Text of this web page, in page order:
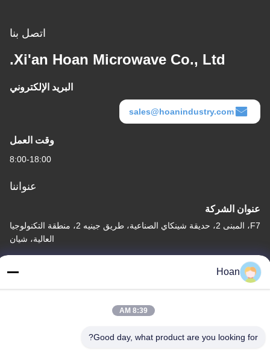
اتصل بنا
Xi'an Hoan Microwave Co., Ltd.
البريد الإلكتروني
sales@hoanindustry.com
وقت العمل
8:00-18:00
عنواننا
عنوان الشركة
F7، المبنى 2، حديقة شينكاي الصناعية، طريق جينيه 2، منطقة التكنولوجيا
العالية، شيان
عنوان المصنع
العالية، شيان
Hoan
8:39 AM
Good day, what product are you looking for?